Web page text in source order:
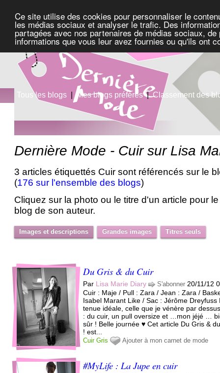
Ce site utilise des cookies pour personnaliser le
les médias sociaux et analyser le trafic. Des
partagées avec nos partenaires de médias sociaux,
informations que vous leur avez fournies ou qu'ils ont
Tous les blogs | Mes blogs préférés|Classement des
Dernière Mode - Cuir sur Lisa
3 articles étiquettés Cuir sont référencés sur le
(176 sur l'ensemble des blogs)
Cliquez sur la photo ou le titre d'un article pour
blog de son auteur.
Images et descriptions Grandes images Titres seuls
Du Gris & du Cuir
Par Lisa Marie Diary S'abonner 20/11/12
Cuir : Maje / Pull : Zara / Jean : Zara /
Isabel Marant Like / Sac : Jérôme Dreyfuss
tenue idéale, celle que je vénère par
: du cuir, un pull oversize et …mon jéjé …
sûr ! Belle journée ♥ Cet article Du Gris &
! est...
Cuir Gris Ajouter à mon carnet de mode
#MyLife : La Jupe en cuir